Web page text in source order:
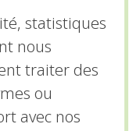
statistiques
nous
traiter des
ou
avec nos